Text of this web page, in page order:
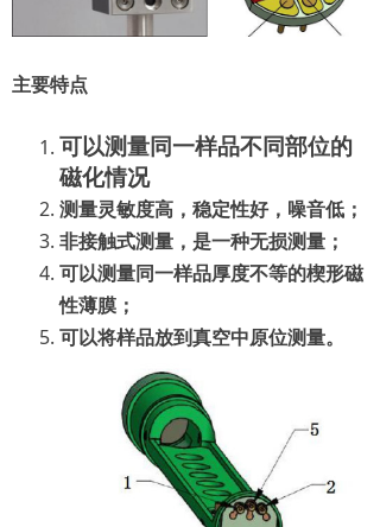
主要特点
可以测量同一样品不同部位的
磁化情况
测量灵敏度高，稳定性好，噪音低；
非接触式测量，是一种无损测量；
可以测量同一样品厚度不等的楔形磁
性薄膜；
可以将样品放到真空中原位测量。